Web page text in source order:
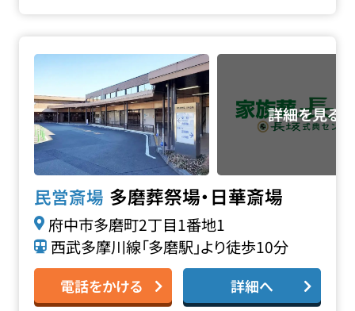
民営斎場 多磨葬祭場・日華斎場
府中市多磨町2丁目1番地1
西武多摩川線「多磨駅」より徒歩10分
電話をかける 詳細へ